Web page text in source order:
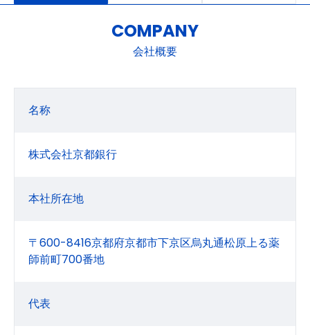
COMPANY
会社概要
名称
株式会社京都銀行
本社所在地
〒600-8416京都府京都市下京区烏丸通松原上る薬
師前町700番地
代表